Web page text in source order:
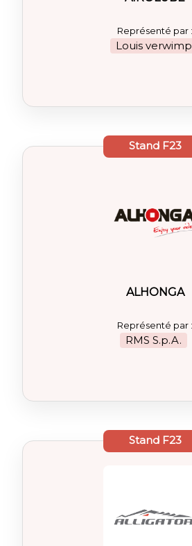
Représenté par :
Louis verwimp
StandF23
ALHONGA
Représenté par :
RMS S.p.A.
StandF23